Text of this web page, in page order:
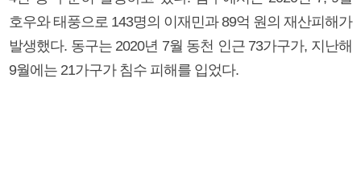
호우와 태풍으로 143명의 이재민과 89억 원의 재산피해가
발생했다. 동구는 2020년 7월 동천 인근 73가구가, 지난해
9월에는 21가구가 침수 피해를 입었다.